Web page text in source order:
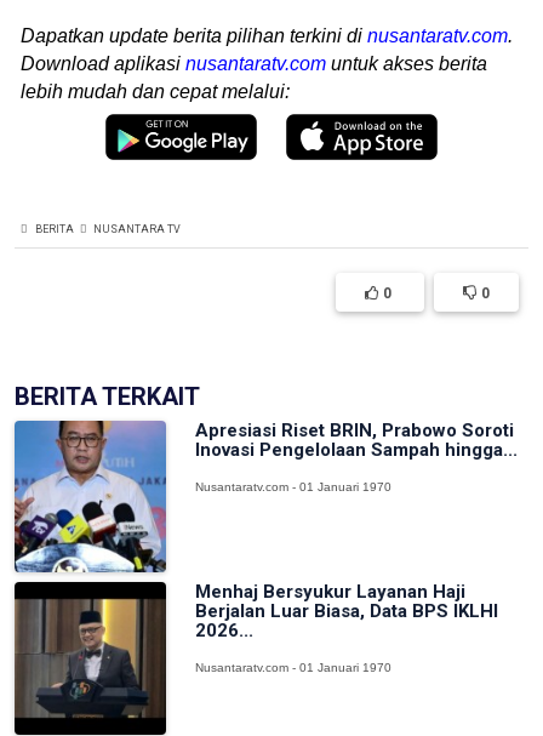
Dapatkan update berita pilihan terkini di nusantaratv.com.
Download aplikasi nusantaratv.com untuk akses berita
lebih mudah dan cepat melalui:
BERITA NUSANTARA TV
0 0
BERITA TERKAIT
Apresiasi Riset BRIN, Prabowo Soroti
Inovasi Pengelolaan Sampah hingga...
Nusantaratv.com - 01 Januari 1970
Menhaj Bersyukur Layanan Haji
Berjalan Luar Biasa, Data BPS IKLHI
2026...
Nusantaratv.com - 01 Januari 1970